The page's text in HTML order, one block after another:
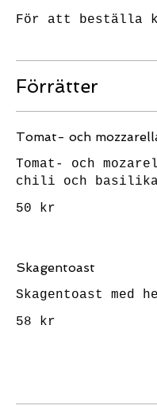
För att beställa
Förrätter
Tomat- och
Tomat- och
chili och
50 kr
Skagentoast
Skagentoast med
58 kr